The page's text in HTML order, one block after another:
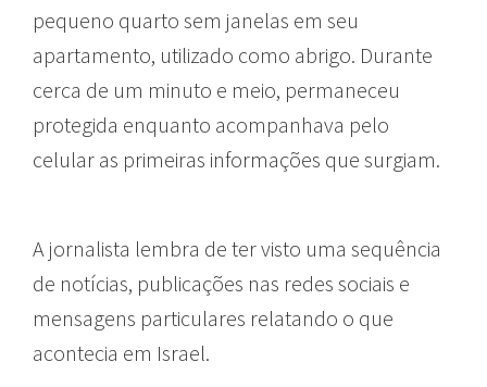
pequeno quarto sem janelas em seu
apartamento, utilizado como abrigo. Durante
cerca de um minuto e meio, permaneceu
protegida enquanto acompanhava pelo
celular as primeiras informações que surgiam.
A jornalista lembra de ter visto uma sequência
de notícias, publicações nas redes sociais e
mensagens particulares relatando o que
acontecia em Israel.